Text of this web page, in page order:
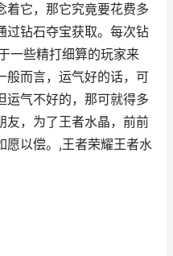
着它，那它究竟要花费多
过钻石夺宝获取。每次钻
一些精打细算的玩家来
般而言，运气好的话，可
运气不好的，那可就得多
友，为了王者水晶，前前
愿以偿。,王者荣耀王者水